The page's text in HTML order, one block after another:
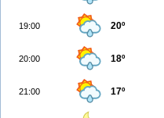
19:00 20º
20:00 18º
21:00 17º